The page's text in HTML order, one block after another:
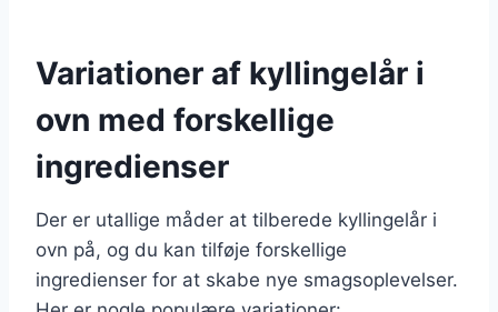
Variationer af kyllingelår i
ovn med forskellige
ingredienser
Der er utallige måder at tilberede kyllingelår i
ovn på, og du kan tilføje forskellige
ingredienser for at skabe nye smagsoplevelser.